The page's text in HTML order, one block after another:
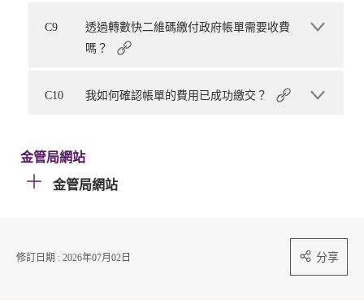
C9
透過轉數快二維碼繳付政府帳單需要收費
嗎？
C10 我如何確認帳單的費用已成功繳交？
金管局網站
金管局網站
修訂日期 : 2026年07月02日 分享